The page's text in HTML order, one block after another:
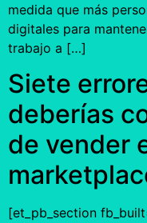
medida que más
digitales para
trabajo a […]
Siete
deberías
de vender
[et_pb_section